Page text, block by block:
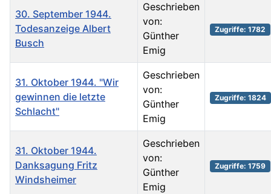
30. September 1944.
Todesanzeige Albert
Busch
Geschrieben
von:
Günther
Emig
Zugriffe: 1782
31. Oktober 1944. "Wir
gewinnen die letzte
Schlacht"
Geschrieben
von:
Günther
Emig
Zugriffe: 1824
31. Oktober 1944.
Danksagung Fritz
Windsheimer
Geschrieben
von:
Günther
Emig
Zugriffe: 1759